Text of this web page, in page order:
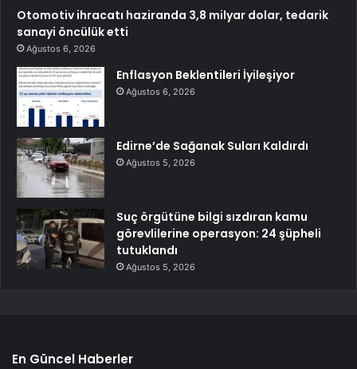
Otomotiv ihracatı haziranda 3,8 milyar dolar, tedarik
sanayi öncülük etti
Ağustos 6, 2026
Enflasyon Beklentileri İyileşiyor
Ağustos 6, 2026
Edirne’de Sağanak Suları Kaldırdı
Ağustos 5, 2026
Suç örgütüne bilgi sızdıran kamu
görevlilerine operasyon: 24 şüpheli
tutuklandı
Ağustos 5, 2026
En Güncel Haberler